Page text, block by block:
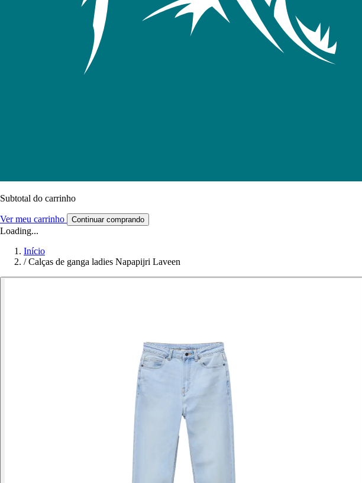
Subtotal do carrinho
Ver meu carrinho Continuar comprando
Loading...
Início
/ Calças de ganga ladies Napapijri Laveen